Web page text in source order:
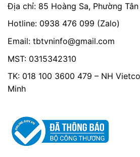
Địa chỉ: 85 Hoàng Sa, Phường
Hotline: 0938 476 099 (Zalo)
Email: tbtvninfo@gmail.com
MST: 0315342310
TK: 018 100 3600 479 – NH
Minh